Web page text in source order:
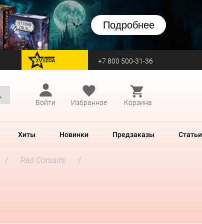
Подробнее
перейти на Zvezda +7 800 500-31-36
Войти
Избранное Корзина
Хиты Новинки Предзаказы Статьи
Red Corsairs